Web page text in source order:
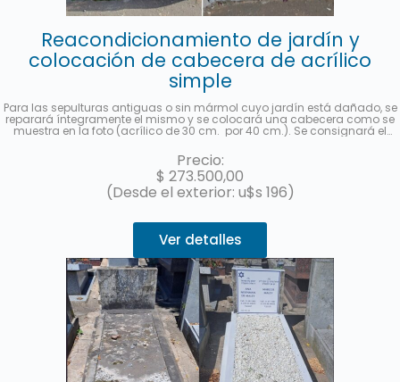
Reacondicionamiento de jardín y
colocación de cabecera de acrílico
simple
Para las sepulturas antiguas o sin mármol cuyo jardín está dañado, se
reparará íntegramente el mismo y se colocará una cabecera como se
muestra en la foto (acrílico de 30 cm. por 40 cm.). Se consignará el
castellano y hebreo más la ubicación (manzana, tablón y sepultura). Se
enviará una foto una vez finalizado el trabajo. Hasta 3 cuotas sin interés
con MercadoPago.
Precio:
$ 273.500,00
(Desde el exterior: u$s 196)
Ver detalles